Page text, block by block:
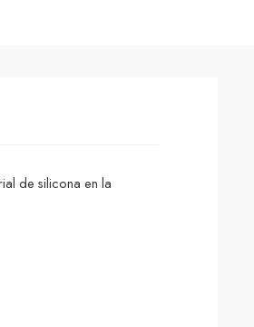
de silicona en la